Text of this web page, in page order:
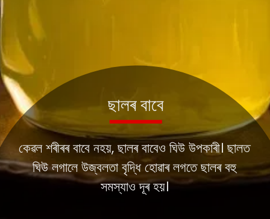
কেৱল শৰীৰৰ বাবে নহয়, ছালৰ বাবেও ঘিউ উপকাৰী। ছালত
ঘিউ লগালে উজ্বলতা বৃদ্ধি হোৱাৰ লগতে ছালৰ বহু
সমস্যাও দূৰ হয়।